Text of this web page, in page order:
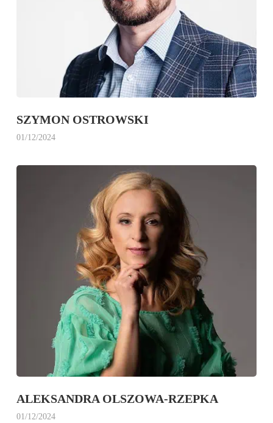
SZYMON OSTROWSKI
01/12/2024
ALEKSANDRA OLSZOWA-RZEPKA
01/12/2024